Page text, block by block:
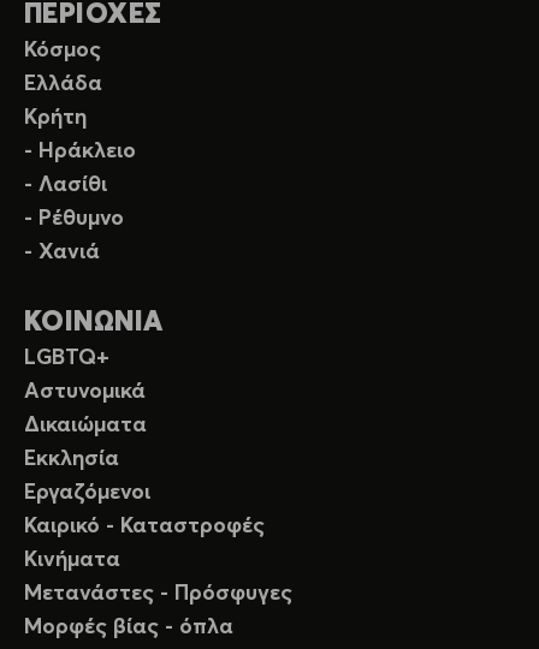
ΠΕΡΙΟΧΕΣ
Κόσμος
Ελλάδα
Κρήτη
- Ηράκλειο
- Λασίθι
- Ρέθυμνο
- Χανιά
ΚΟΙΝΩΝΙΑ
LGBTQ+
Αστυνομικά
Δικαιώματα
Εκκλησία
Εργαζόμενοι
Καιρικό - Καταστροφές
Κινήματα
Μετανάστες - Πρόσφυγες
Μορφές βίας - όπλα